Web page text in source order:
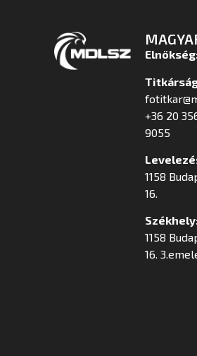
+36 20
9055
1158
16.
1158
16.